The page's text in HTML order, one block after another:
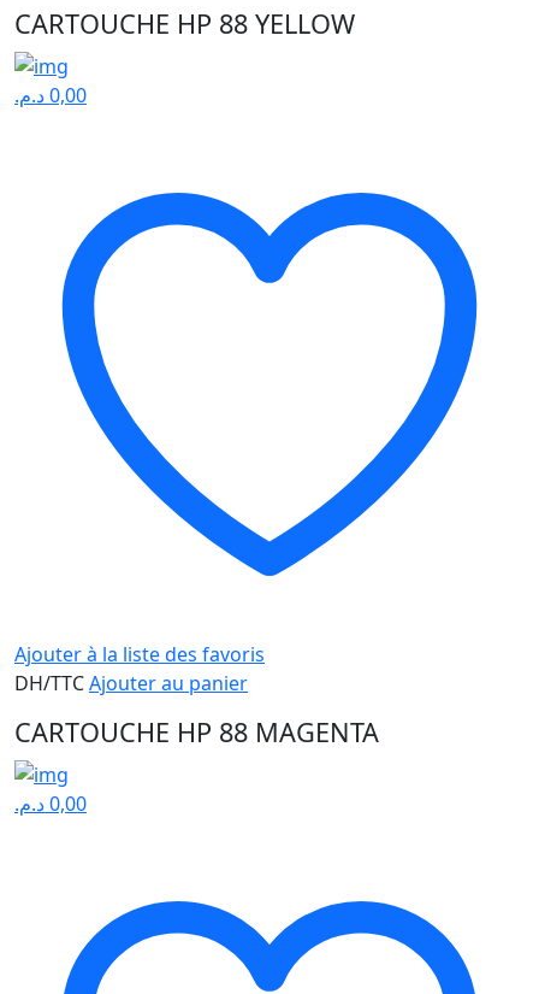
CARTOUCHE HP 88 YELLOW
0,00د.م.
Ajouter à la liste des favoris
DH/TTCAjouter au panier
CARTOUCHE HP 88 MAGENTA
0,00د.م.